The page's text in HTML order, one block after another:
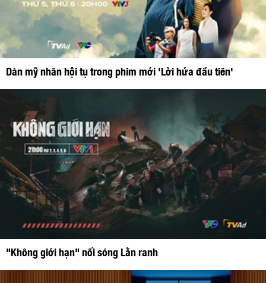
Dàn mỹ nhân hội tụ trong phim mới 'Lời hứa đầu tiên'
"Không giới hạn" nối sóng Lằn ranh